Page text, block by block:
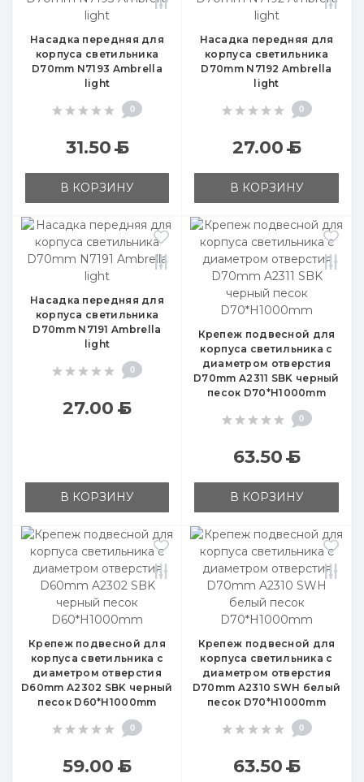
Насадка передняя для
корпуса светильника
D70mm N7193 Ambrella
light
0
31.50Б
В КОРЗИНУ
Насадка передняя для
корпуса светильника
D70mm N7192 Ambrella
light
0
27.00Б
В КОРЗИНУ
Насадка передняя для
корпуса светильника
D70mm N7191 Ambrella
light
0
27.00Б
В КОРЗИНУ
Крепеж подвесной для
корпуса светильника с
диаметром отверстия
D70mm A2311 SBK черный
песок D70*H1000mm
0
63.50Б
В КОРЗИНУ
Крепеж подвесной для
корпуса светильника с
диаметром отверстия
D60mm A2302 SBK черный
песок D60*H1000mm
0
59.00Б
Крепеж подвесной для
корпуса светильника с
диаметром отверстия
D70mm A2310 SWH белый
песок D70*H1000mm
0
63.50Б